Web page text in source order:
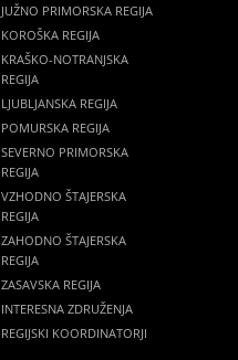
JUŽNO PRIMORSKA REGIJA
KOROŠKA REGIJA
KRAŠKO-NOTRANJSKA
REGIJA
LJUBLJANSKA REGIJA
POMURSKA REGIJA
SEVERNO PRIMORSKA
REGIJA
VZHODNO ŠTAJERSKA
REGIJA
ZAHODNO ŠTAJERSKA
REGIJA
ZASAVSKA REGIJA
INTERESNA ZDRUŽENJA
REGIJSKI KOORDINATORJI